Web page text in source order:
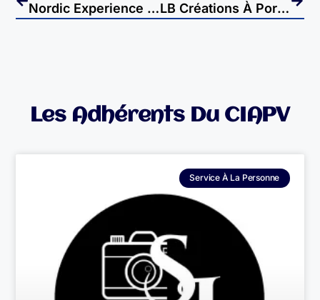
Nordic Experience À Noidans Les Vesoul LB Créations À Port Sur Saône
Les Adhérents Du CIAPV
Service À La Personne